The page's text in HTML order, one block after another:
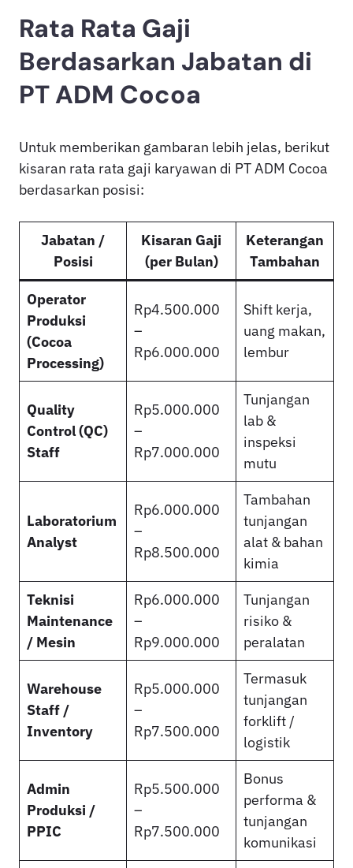
Rata Rata Gaji
Berdasarkan Jabatan di
PT ADM Cocoa
Untuk memberikan gambaran lebih jelas, berikut
kisaran rata rata gaji karyawan di PT ADM Cocoa
berdasarkan posisi:
Jabatan /
Posisi
Kisaran Gaji
(per Bulan)
Keterangan
Tambahan
Operator
Produksi
(Cocoa
Processing)
Rp4.500.000
–
Rp6.000.000
Shift kerja,
uang makan,
lembur
Quality
Control (QC)
Staff
Rp5.000.000
–
Rp7.000.000
Tunjangan
lab &
inspeksi
mutu
Laboratorium
Analyst
Rp6.000.000
–
Rp8.500.000
Tambahan
tunjangan
alat & bahan
kimia
Teknisi
Maintenance
/ Mesin
Rp6.000.000
–
Rp9.000.000
Tunjangan
risiko &
peralatan
Warehouse
Staff /
Inventory
Rp5.000.000
–
Rp7.500.000
Termasuk
tunjangan
forklift /
logistik
Admin
Produksi /
PPIC
Rp5.500.000
–
Rp7.500.000
Bonus
performa &
tunjangan
komunikasi